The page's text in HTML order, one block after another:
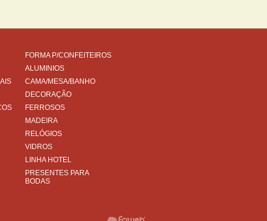
FORMA P/CONFEITEIROS
ALUMINIOS
CAMA/MESA/BANHO
DECORAÇÃO
FERROSOS
MADEIRA
RELÓGIOS
VIDROS
LINHA HOTEL
PRESENTES PARA
BODAS